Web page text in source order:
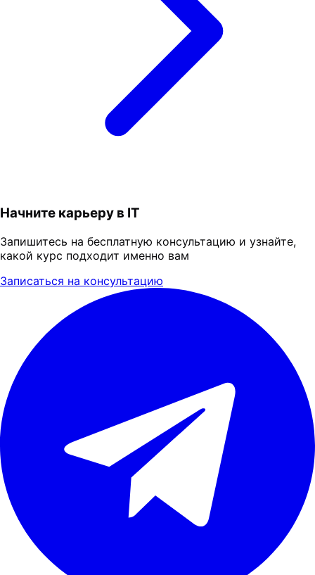
Начните карьеру в IT
Запишитесь на бесплатную консультацию и узнайте,
какой курс подходит именно вам
Записаться на консультацию